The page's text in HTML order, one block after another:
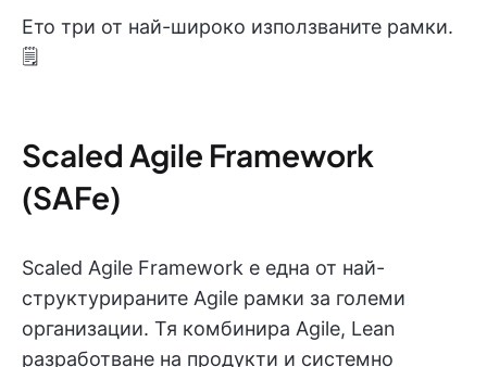
Ето три от най-широко използваните рамки.
🗒️
Scaled Agile Framework
(SAFe)
Scaled Agile Framework е една от най-
структурираните Agile рамки за големи
организации. Тя комбинира Agile, Lean
разработване на продукти и системно